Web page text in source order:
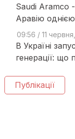
Saudi Aramco
Аравію
09:56 / 11
В Україні
генерації: що
Публікації